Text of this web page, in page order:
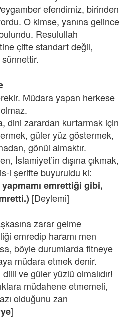
efendimiz, birinden
O kimse, yanına gelince
Resulullah
çifte standart değil,
Müdara yapan herkese
dini zarardan kurtarmak için
güler yüz göstermek,
gönül almaktır.
İslamiyet’in dışına çıkmak,
i şerifte buyuruldu ki:
emrettiği gibi,
[Deylemi]
zarar gelme
emredip haramı men
böyle durumlarda fitneye
müdara etmek denir.
ve güler yüzlü olmalıdır!
müdahene etmemeli,
olduğunu zan
]